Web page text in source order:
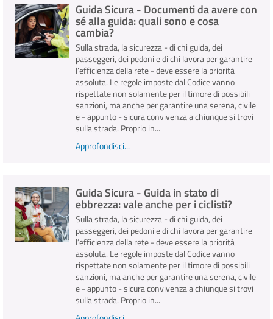
Guida Sicura - Documenti da avere con
sé alla guida: quali sono e cosa
cambia?
Sulla strada, la sicurezza - di chi guida, dei
passeggeri, dei pedoni e di chi lavora per garantire
l’efficienza della rete - deve essere la priorità
assoluta. Le regole imposte dal Codice vanno
rispettate non solamente per il timore di possibili
sanzioni, ma anche per garantire una serena, civile
e - appunto - sicura convivenza a chiunque si trovi
sulla strada. Proprio in...
Approfondisci...
Guida Sicura - Guida in stato di
ebbrezza: vale anche per i ciclisti?
Sulla strada, la sicurezza - di chi guida, dei
passeggeri, dei pedoni e di chi lavora per garantire
l’efficienza della rete - deve essere la priorità
assoluta. Le regole imposte dal Codice vanno
rispettate non solamente per il timore di possibili
sanzioni, ma anche per garantire una serena, civile
e - appunto - sicura convivenza a chiunque si trovi
sulla strada. Proprio in...